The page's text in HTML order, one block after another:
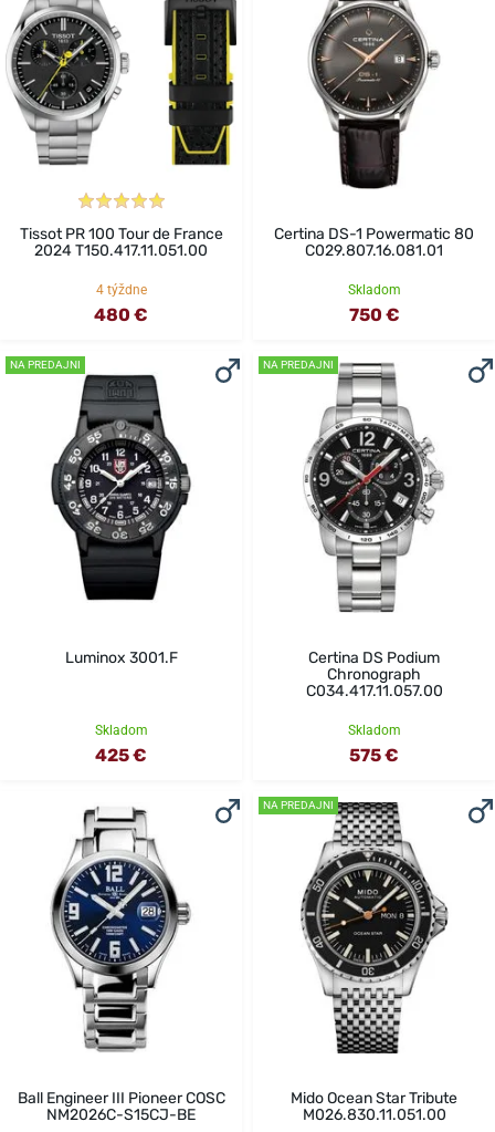
Tissot PR 100 Tour de France
2024 T150.417.11.051.00
4 týždne
480 €
Certina DS-1 Powermatic 80
C029.807.16.081.01
Skladom
750 €
NA PREDAJNI
Luminox 3001.F
Skladom
425 €
NA PREDAJNI
Certina DS Podium
Chronograph
C034.417.11.057.00
Skladom
575 €
Ball Engineer III Pioneer COSC
NM2026C-S15CJ-BE
NA PREDAJNI
Mido Ocean Star Tribute
M026.830.11.051.00